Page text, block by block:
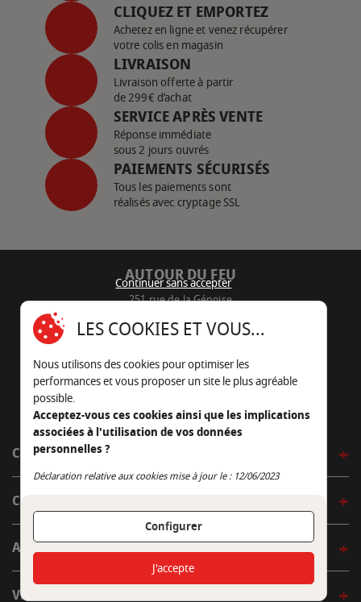
CLIQUEZ ET EMPORTEZ
Achetez en ligne et venez récupérer
votre colis en magasin
LIVRAISON
Livraison offerte à partir
de 299€ d’achat
SERVICE APRÈS VENTE
Réponse immédiate
sous 2 jours ouvrés
PAIEMENTS SÉCURISÉS
Tous les paiements sont
réalisés avec cryptage SSL
AUTOUR DU FEU
251 rue de la Génoise
05 45 22 98 09
Nous envoyer un e-mail
CÔTÉ OUTDOOR
CÔTÉ INDOOR
AUTOUR DE LA TABLE
VENIR EN BOUTIQUE
Continuer sans accepter
LES COOKIES ET VOUS...
Nous utilisons des cookies pour optimiser les
performances et vous proposer un site le plus agréable
possible.
Acceptez-vous ces cookies ainsi que les implications
associées à l'utilisation de vos données
personnelles ?
Déclaration relative aux cookies mise à jour le : 12/06/2023
Configurer
Continuer sans accepter
J'accepte